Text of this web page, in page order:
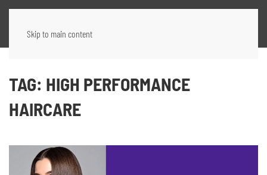
Skip to main content
TAG: HIGH PERFORMANCE
HAIRCARE